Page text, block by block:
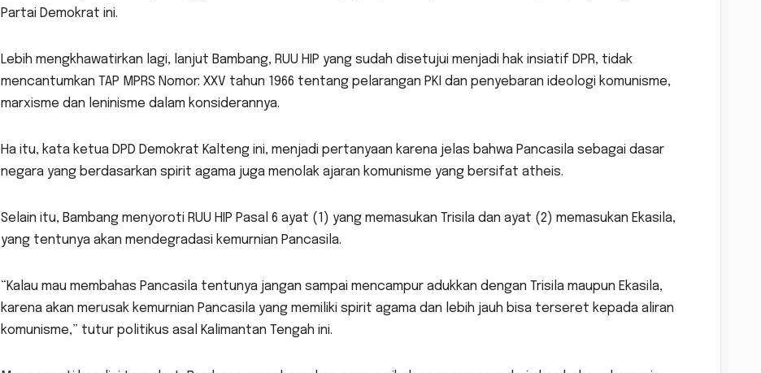
Partai Demokrat ini.
Lebih mengkhawatirkan lagi, lanjut Bambang, RUU HIP yang sudah disetujui menjadi hak insiatif DPR, tidak
mencantumkan TAP MPRS Nomor: XXV tahun 1966 tentang pelarangan PKI dan penyebaran ideologi komunisme,
marxisme dan leninisme dalam konsiderannya.
Ha itu, kata ketua DPD Demokrat Kalteng ini, menjadi pertanyaan karena jelas bahwa Pancasila sebagai dasar
negara yang berdasarkan spirit agama juga menolak ajaran komunisme yang bersifat atheis.
Selain itu, Bambang menyoroti RUU HIP Pasal 6 ayat (1) yang memasukan Trisila dan ayat (2) memasukan Ekasila,
yang tentunya akan mendegradasi kemurnian Pancasila.
“Kalau mau membahas Pancasila tentunya jangan sampai mencampur adukkan dengan Trisila maupun Ekasila,
karena akan merusak kemurnian Pancasila yang memiliki spirit agama dan lebih jauh bisa terseret kepada aliran
komunisme,” tutur politikus asal Kalimantan Tengah ini.